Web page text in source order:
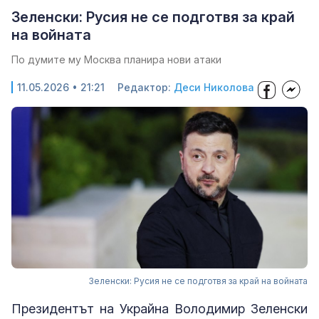
Зеленски: Русия не се подготвя за край
на войната
По думите му Москва планира нови атаки
11.05.2026 • 21:21 Редактор: Деси Николова
Зеленски: Русия не се подготвя за край на войната
Президентът на Украйна Володимир Зеленски